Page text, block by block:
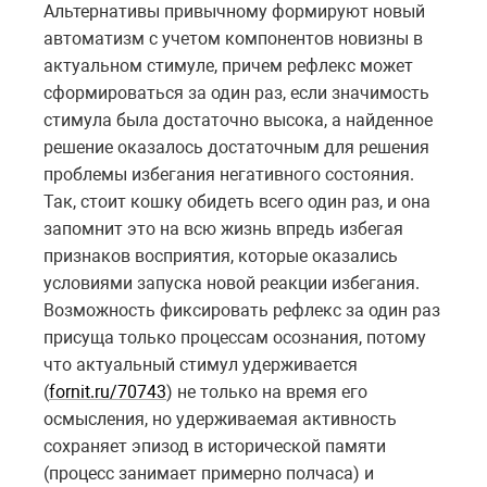
Альтернативы привычному формируют новый
автоматизм с учетом компонентов новизны в
актуальном стимуле, причем рефлекс может
сформироваться за один раз, если значимость
стимула была достаточно высока, а найденное
решение оказалось достаточным для решения
проблемы избегания негативного состояния.
Так, стоит кошку обидеть всего один раз, и она
запомнит это на всю жизнь впредь избегая
признаков восприятия, которые оказались
условиями запуска новой реакции избегания.
Возможность фиксировать рефлекс за один раз
присуща только процессам осознания, потому
что актуальный стимул удерживается
(fornit.ru/70743) не только на время его
осмысления, но удерживаемая активность
сохраняет эпизод в исторической памяти
(процесс занимает примерно полчаса) и